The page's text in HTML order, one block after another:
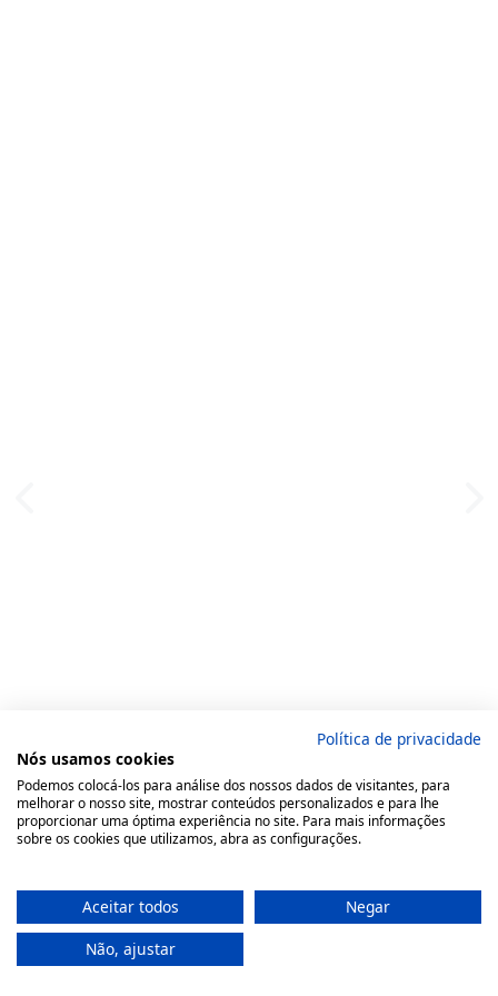
Política de privacidade
Nós usamos cookies
Podemos colocá-los para análise dos nossos dados de visitantes, para
melhorar o nosso site, mostrar conteúdos personalizados e para lhe
proporcionar uma óptima experiência no site. Para mais informações
sobre os cookies que utilizamos, abra as configurações.
Aceitar todos
Negar
Não, ajustar